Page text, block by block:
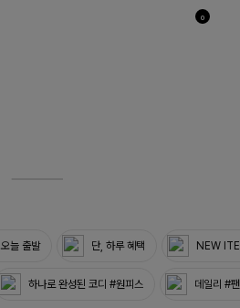
0
오늘 출발 단, 하루 혜택 NEW
하나로 완성된 코디 #원피스 데일리 #